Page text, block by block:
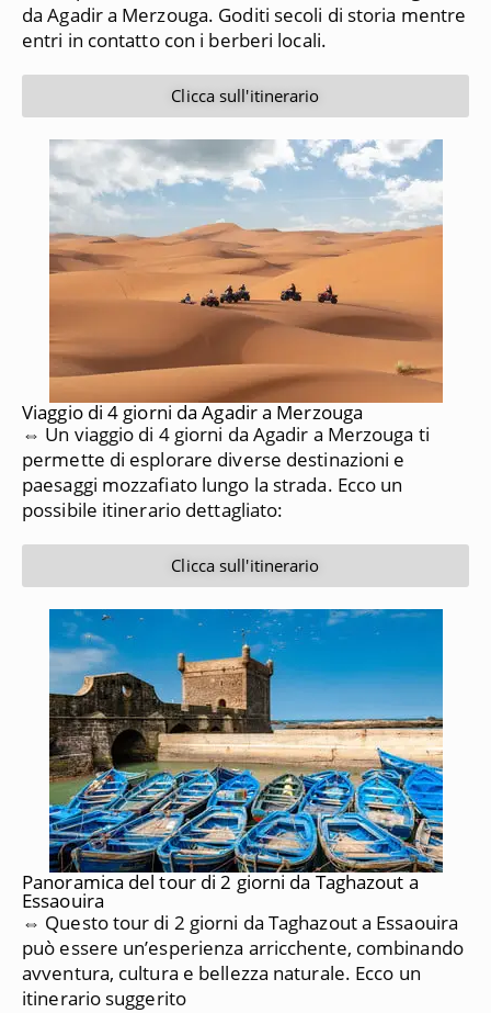
da Agadir a Merzouga. Goditi secoli di storia mentre
entri in contatto con i berberi locali.
Clicca sull'itinerario
Viaggio di 4 giorni da Agadir a Merzouga
⇔ Un viaggio di 4 giorni da Agadir a Merzouga ti
permette di esplorare diverse destinazioni e
paesaggi mozzafiato lungo la strada. Ecco un
possibile itinerario dettagliato:
Clicca sull'itinerario
Panoramica del tour di 2 giorni da Taghazout a
Essaouira
⇔ Questo tour di 2 giorni da Taghazout a Essaouira
può essere un’esperienza arricchente, combinando
avventura, cultura e bellezza naturale. Ecco un
itinerario suggerito